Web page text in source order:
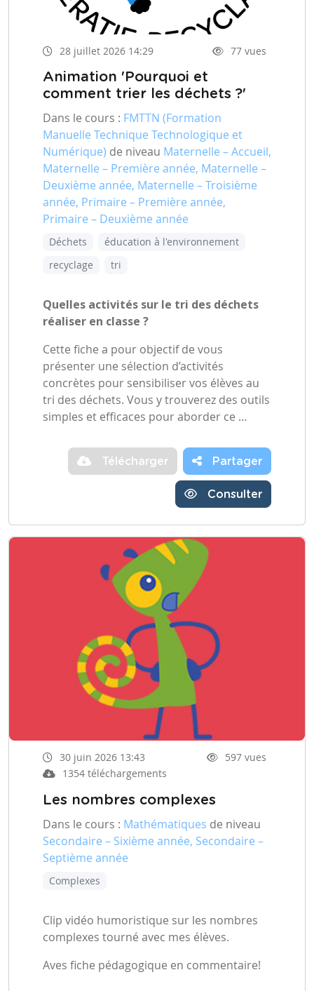
28 juillet 2026 14:29 77 vues
Animation 'Pourquoi et
comment trier les déchets ?'
Dans le cours : FMTTN (Formation
Manuelle Technique Technologique et
Numérique) de niveau Maternelle – Accueil,
Maternelle – Première année, Maternelle –
Deuxième année, Maternelle – Troisième
année, Primaire – Première année,
Primaire – Deuxième année
Déchets
éducation à l'environnement
recyclage
tri
Quelles activités sur le tri des déchets
réaliser en classe ?
Cette fiche a pour objectif de vous
présenter une sélection d’activités
concrètes pour sensibiliser vos élèves au
tri des déchets. Vous y trouverez des outils
simples et efficaces pour aborder ce …
Télécharger Partager
Consulter
30 juin 2026 13:43
597 vues
1354 téléchargements
Les nombres complexes
Dans le cours : Mathématiques de niveau
Secondaire – Sixième année, Secondaire –
Septième année
Complexes
Clip vidéo humoristique sur les nombres
complexes tourné avec mes élèves.
Aves fiche pédagogique en commentaire!